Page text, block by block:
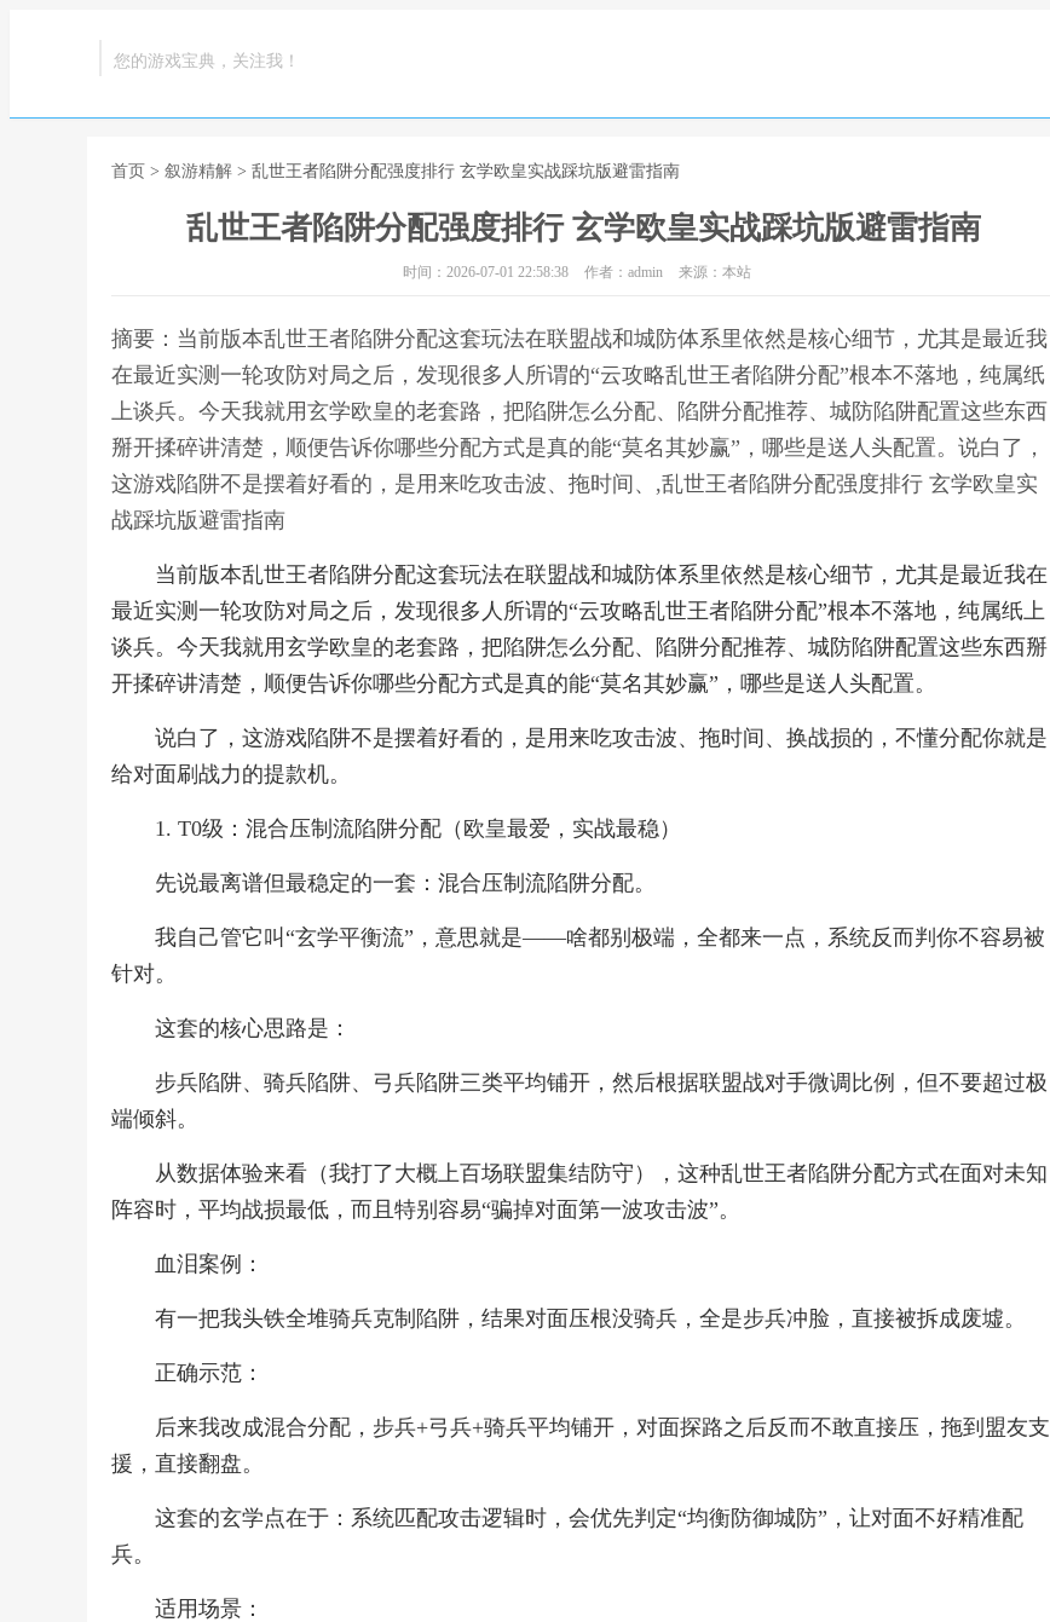
您的游戏宝典，关注我！
首页 > 叙游精解 > 乱世王者陷阱分配强度排行 玄学欧皇实战踩坑版避雷指南
乱世王者陷阱分配强度排行 玄学欧皇实战踩坑版避雷指南
时间：2026-07-01 22:58:38 作者：admin 来源：本站
摘要：当前版本乱世王者陷阱分配这套玩法在联盟战和城防体系里依然是核心细节，尤其是最近我
在最近实测一轮攻防对局之后，发现很多人所谓的“云攻略乱世王者陷阱分配”根本不落地，纯属纸
上谈兵。今天我就用玄学欧皇的老套路，把陷阱怎么分配、陷阱分配推荐、城防陷阱配置这些东西
掰开揉碎讲清楚，顺便告诉你哪些分配方式是真的能“莫名其妙赢”，哪些是送人头配置。说白了，
这游戏陷阱不是摆着好看的，是用来吃攻击波、拖时间、,乱世王者陷阱分配强度排行 玄学欧皇实
战踩坑版避雷指南
当前版本乱世王者陷阱分配这套玩法在联盟战和城防体系里依然是核心细节，尤其是最近我在
最近实测一轮攻防对局之后，发现很多人所谓的“云攻略乱世王者陷阱分配”根本不落地，纯属纸上
谈兵。今天我就用玄学欧皇的老套路，把陷阱怎么分配、陷阱分配推荐、城防陷阱配置这些东西掰
开揉碎讲清楚，顺便告诉你哪些分配方式是真的能“莫名其妙赢”，哪些是送人头配置。
说白了，这游戏陷阱不是摆着好看的，是用来吃攻击波、拖时间、换战损的，不懂分配你就是
给对面刷战力的提款机。
1. T0级：混合压制流陷阱分配（欧皇最爱，实战最稳）
先说最离谱但最稳定的一套：混合压制流陷阱分配。
我自己管它叫“玄学平衡流”，意思就是——啥都别极端，全都来一点，系统反而判你不容易被
针对。
这套的核心思路是：
步兵陷阱、骑兵陷阱、弓兵陷阱三类平均铺开，然后根据联盟战对手微调比例，但不要超过极
端倾斜。
从数据体验来看（我打了大概上百场联盟集结防守），这种乱世王者陷阱分配方式在面对未知
阵容时，平均战损最低，而且特别容易“骗掉对面第一波攻击波”。
血泪案例：
有一把我头铁全堆骑兵克制陷阱，结果对面压根没骑兵，全是步兵冲脸，直接被拆成废墟。
正确示范：
后来我改成混合分配，步兵+弓兵+骑兵平均铺开，对面探路之后反而不敢直接压，拖到盟友支
援，直接翻盘。
这套的玄学点在于：系统匹配攻击逻辑时，会优先判定“均衡防御城防”，让对面不好精准配
兵。
适用场景：